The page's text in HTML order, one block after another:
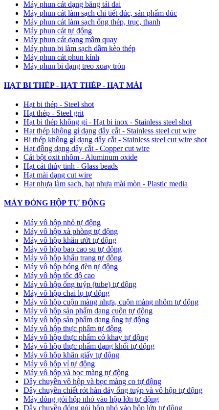
Máy phun cát dạng băng tải đai
​Máy phun cát làm sạch chi tiết đúc, sản phẩm đúc
Máy phun cát làm sạch ống thép, trục, thanh
Máy phun cát tự động
​Máy phun cát dạng mâm quay
Máy phun bi làm sạch dầm kèo thép
Máy phun cát phun kính
Máy phun bi dạng treo xoay tròn
HẠT BI THÉP - HẠT THÉP - HẠT MÀI
Hạt bi thép - Steel shot
Hạt thép - Steel grit
Hạt bi thép không gỉ - Hạt bi inox - Stainless steel shot
Hạt thép không gỉ dạng dây cắt - Stainless steel cut wire
Bi thép không gỉ dạng dây cắt - Stainless steel cut wire shot
Hạt đồng dạng dây cắt - Copper cut wire
Cát bột oxit nhôm - Aluminum oxide
Hạt cát thủy tinh - Glass beads
Hạt mài dạng cut wire
Hạt nhựa làm sạch, hạt nhựa mài mòn - Plastic media
MÁY ĐÓNG HỘP TỰ ĐỘNG
Máy vô hộp nhỏ tự động
Máy vô hộp xà phòng tự động
Máy vô hộp khăn ướt tự động
Máy vô hộp bao cao su tự động
Máy vô hộp khẩu trang tự động
Máy vô hộp bóng đèn tự động
Máy vô hộp tốc độ cao
Máy vô hộp ống tuýp (tube) tự động
Máy vô hộp chai lọ tự động
Máy vô hộp cuộn màng nhựa, cuộn màng nhôm tự động
Máy vô hộp sản phẩm dạng cuộn tự động
Máy vô hộp sản phẩm dạng ống tự động
Máy vô hộp thực phẩm tự động
Máy vô hộp thực phẩm có khay tự động
Máy vô hộp thực phẩm dạng khối tự động
Máy vô hộp khăn giấy tự động
Máy vô hộp vỉ tự động
Máy vô hộp và bọc màng tự động
Dây chuyền vô hộp và bọc màng co tự động
Dây chuyền chiết rót hàn đáy ống tuýp và vô hộp tự động
Máy đóng gói hộp nhỏ vào hộp lớn tự động
Dây chuyền đóng gói hộp nhỏ vào hộp lớn tự động